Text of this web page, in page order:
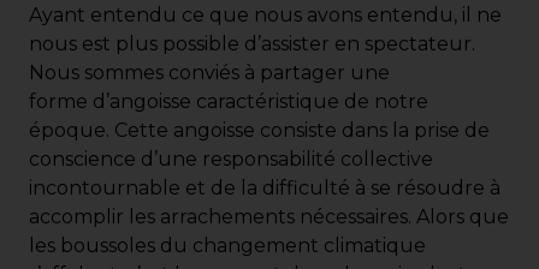
Ayant entendu ce que nous avons entendu, il ne
nous est plus possible d’assister en spectateur.
Nous sommes conviés à partager une
forme d’angoisse caractéristique de notre
époque. Cette angoisse consiste dans la prise de
conscience d’une responsabilité collective
incontournable et de la difficulté à se résoudre à
accomplir les arrachements nécessaires. Alors que
les boussoles du changement climatique